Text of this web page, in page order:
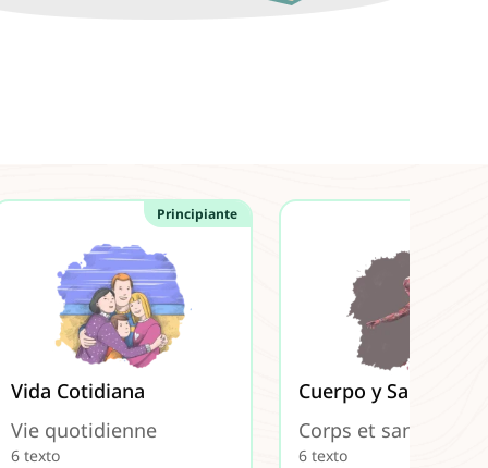
Principiante
Vida Cotidiana
Vie quotidienne
6 texto
Cuerpo y Salud
Corps et santé
6 texto